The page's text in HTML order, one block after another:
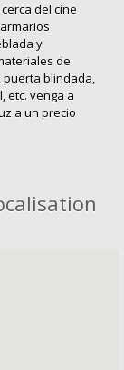
del cine
y
de
puerta blindada,
etc. venga a
a un precio